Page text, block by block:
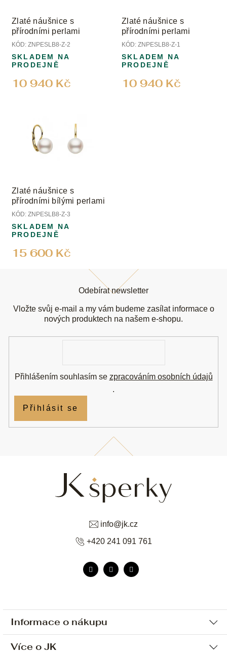
Zlaté náušnice s
přírodními perlami
KÓD: ZNPESLB8-Z-2
10 940 Kč
SKLADEM NA
PRODEJNĚ
Zlaté náušnice s
přírodními perlami
KÓD: ZNPESLB8-Z-1
10 940 Kč
SKLADEM NA
PRODEJNĚ
Zlaté náušnice s
přírodními bílými perlami
KÓD: ZNPESLB8-Z-3
15 600 Kč
SKLADEM NA
PRODEJNĚ
Informace o nákupu
Ochrana osobních údajů
Více o JK
info@jk.cz
+420 241 091 761
Odebírat newsletter
Vložte svůj e-mail a my vám budeme zasílat informace o
nových produktech na našem e-shopu.
Přihlášením souhlasím se zpracováním osobních údajů
.
Přihlásit se